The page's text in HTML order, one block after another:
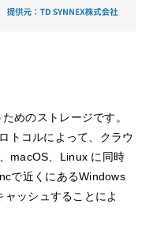
めのストレージです。
トコルによって、クラウ
macOS、Linux に同時
で近くにあるWindows
ッシュすることによ